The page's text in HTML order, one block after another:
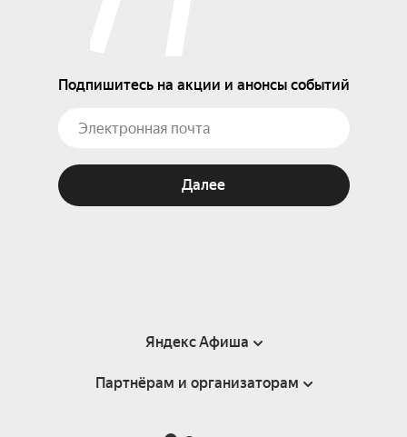
Подпишитесь на акции и анонсы событий
Далее
Яндекс Афиша
Справка
Партнёрам и организаторам